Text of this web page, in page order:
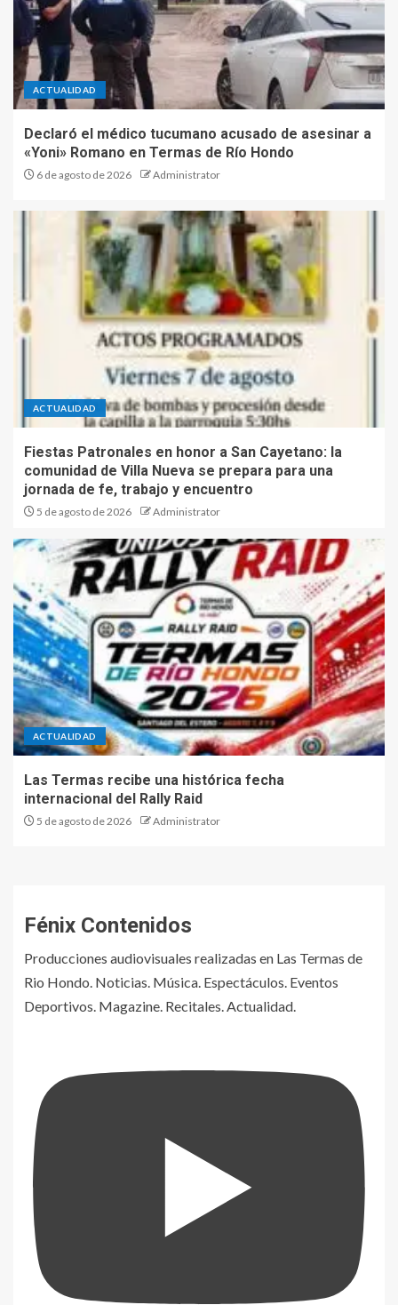
ACTUALIDAD
Declaró el médico tucumano acusado de asesinar a
«Yoni» Romano en Termas de Río Hondo
6 de agosto de 2026 Administrator
ACTUALIDAD
Fiestas Patronales en honor a San Cayetano: la
comunidad de Villa Nueva se prepara para una
jornada de fe, trabajo y encuentro
5 de agosto de 2026 Administrator
ACTUALIDAD
Las Termas recibe una histórica fecha
internacional del Rally Raid
5 de agosto de 2026 Administrator
Fénix Contenidos
Producciones audiovisuales realizadas en Las Termas de
Rio Hondo. Noticias. Música. Espectáculos. Eventos
Deportivos. Magazine. Recitales. Actualidad.